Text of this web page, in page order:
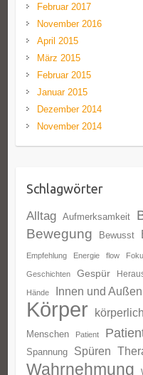
Februar 2017
November 2016
April 2015
März 2015
Februar 2015
Januar 2015
Dezember 2014
November 2014
Schlagwörter
Alltag Aufmerksamkeit
Bewegung Bewusst
Empfehlung Energie flow
Geschichten Gespür
Hände Innen und Außen
Körper körperlich
Menschen Patient
Spannung
Spüren
Wahrnehmung